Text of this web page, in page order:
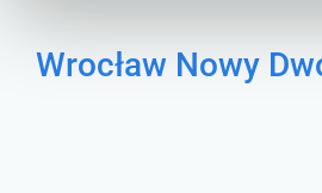
Wrocław Nowy